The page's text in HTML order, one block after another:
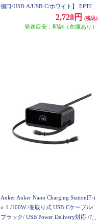
個口/USB-A/USB-C/ホワイト】 EPTC2
2,728円 (税込)
発送目安：即納（在庫あり）
Anker Anker Nano Charging Station[7-i
n-1 /100W /巻取り式 USB-Cケーブル/
ブラック/ USB Power Delivery対応 /7